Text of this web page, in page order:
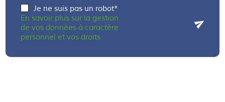
Je ne suis pas un robot*
En savoir plus sur la gestion
de vos données à caractère
personnel et vos droits